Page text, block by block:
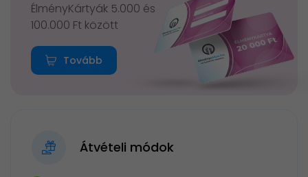
ÉlményKártyák 5.000 és
100.000 Ft között
Tovább
Átvételi módok